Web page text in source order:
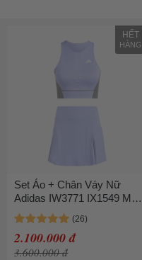
HẾT
HÀNG
Set Áo + Chân Váy Nữ
Adidas IW3771 IX1549 Màu
Tím Size M
2.100.000 đ
3.600.000 đ